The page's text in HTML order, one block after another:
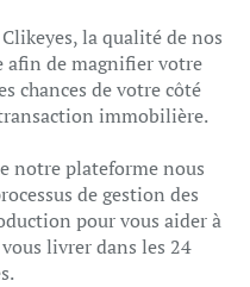
la qualité de nos
afin de magnifier votre
chances de votre côté
immobilière.
notre plateforme nous
de gestion des
pour vous aider à
livrer dans les 24